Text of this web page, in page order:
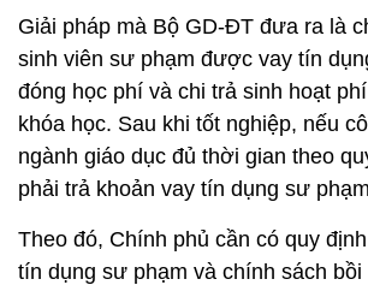
Giải pháp mà Bộ GD-ĐT đưa ra là
sinh viên sư phạm được vay tín
đóng học phí và chi trả sinh hoạt
khóa học. Sau khi tốt nghiệp, nếu
ngành giáo dục đủ thời gian theo
phải trả khoản vay tín dụng sư
Theo đó, Chính phủ cần có quy
tín dụng sư phạm và chính sách bồi